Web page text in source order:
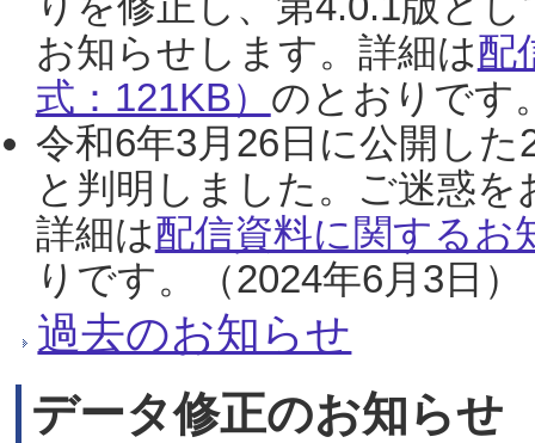
お知らせします。詳細は配
式：121KB） のとおりです
令和6年3月26日に公開し
と判明しました。ご迷惑
詳細は配信資料に関するお
りです。（2024年6月3日）
過去のお知らせ
データ修正のお知らせ